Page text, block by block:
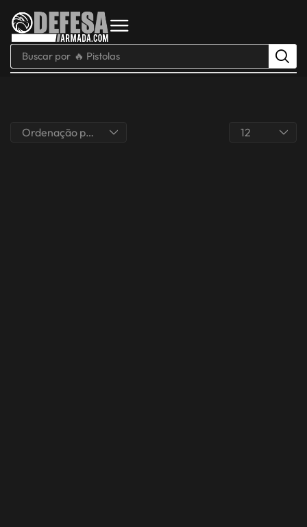
Buscar por 🔥 Pistolas